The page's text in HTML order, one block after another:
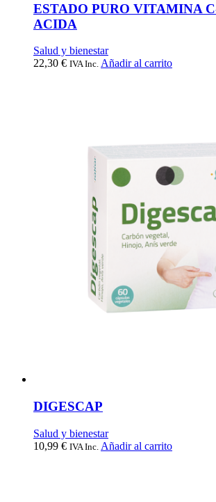
ESTADO PURO VITAMINA
ACIDA
Salud y bienestar
22,30 € IVA Inc. Añadir al carrito
DIGESCAP
Salud y bienestar
10,99 € IVA Inc. Añadir al carrito